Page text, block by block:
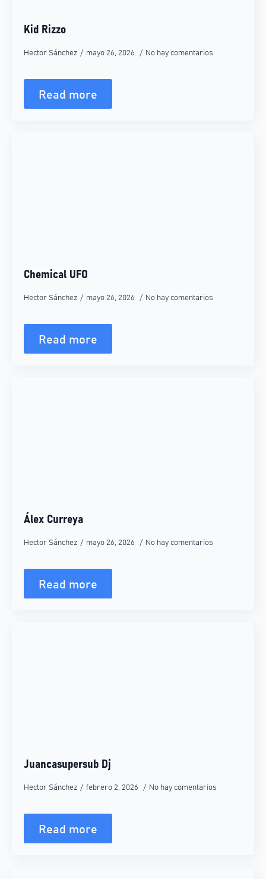
Kid Rizzo
Hector Sánchez mayo 26, 2026 No hay comentarios
Read more
Chemical UFO
Hector Sánchez mayo 26, 2026 No hay comentarios
Read more
Álex Curreya
Hector Sánchez mayo 26, 2026 No hay comentarios
Read more
Juancasupersub Dj
Hector Sánchez febrero 2, 2026 No hay comentarios
Read more